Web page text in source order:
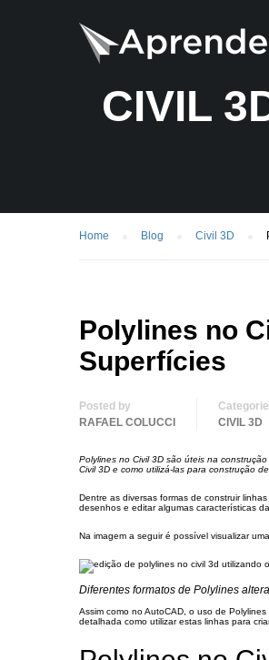
CIVIL
Home Blog Civil 3D
Polylines no
Superfícies
Posted by
RAFAEL COLUCCI
CIVIL 3D
Polylines no Civil 3D são úteis na
Civil 3D e como utilizá-las para construção
Dentre as diversas formas de construir
desenhos e editar algumas características
Na imagem a seguir é possível visualizar
Diferentes formatos de Polylines
Assim como no AutoCAD, o uso de
detalhada como utilizar estas linhas para